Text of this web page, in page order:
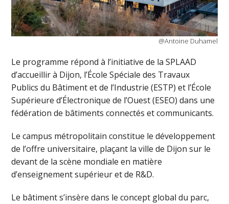
@Antoine Duhamel
Le programme répond à l’initiative de la SPLAAD
d’accueillir à Dijon, l’École Spéciale des Travaux
Publics du Bâtiment et de l’Industrie (ESTP) et l’École
Supérieure d’Électronique de l’Ouest (ESEO) dans une
fédération de bâtiments connectés et communicants.
Le campus métropolitain constitue le développement
de l’offre universitaire, plaçant la ville de Dijon sur le
devant de la scène mondiale en matière
d’enseignement supérieur et de R&D.
Le bâtiment s’insère dans le concept global du parc,